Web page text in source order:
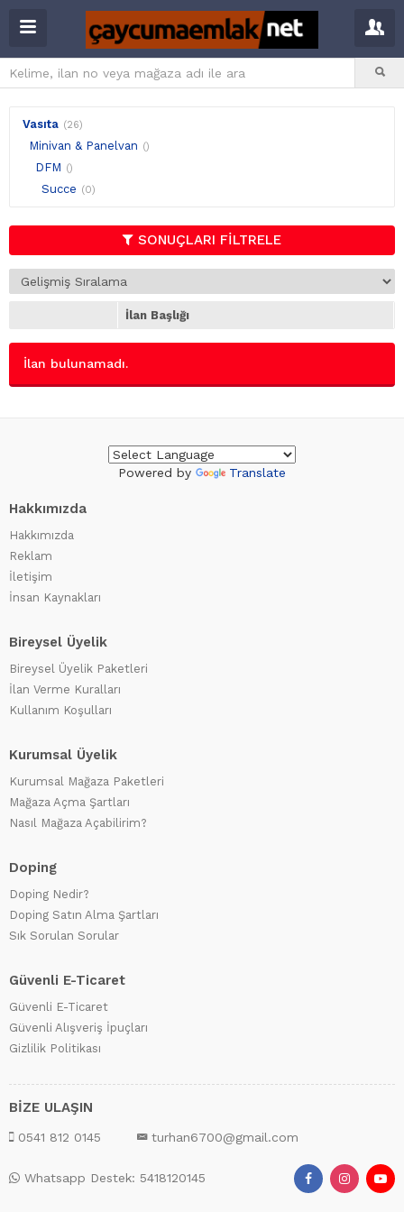
Vasıta (26)
Minivan & Panelvan ()
DFM ()
Succe (0)
SONUÇLARI FİLTRELE
İlan Başlığı
İlan bulunamadı.
Powered by Translate
Hakkımızda
Hakkımızda
Reklam
İletişim
İnsan Kaynakları
Bireysel Üyelik
Bireysel Üyelik Paketleri
İlan Verme Kuralları
Kullanım Koşulları
Kurumsal Üyelik
Kurumsal Mağaza Paketleri
Mağaza Açma Şartları
Nasıl Mağaza Açabilirim?
Doping
Doping Nedir?
Doping Satın Alma Şartları
Sık Sorulan Sorular
Güvenli E-Ticaret
Güvenli E-Ticaret
Güvenli Alışveriş İpuçları
Gizlilik Politikası
BİZE ULAŞIN
0541 812 0145 turhan6700@gmail.com
Whatsapp Destek: 5418120145